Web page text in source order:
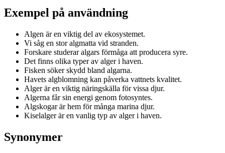
Exempel på användning
Algen är en viktig del av ekosystemet.
Vi såg en stor algmatta vid stranden.
Forskare studerar algars förmåga att producera syre.
Det finns olika typer av alger i haven.
Fisken söker skydd bland algarna.
Havets algblomning kan påverka vattnets kvalitet.
Alger är en viktig näringskälla för vissa djur.
Algerna får sin energi genom fotosyntes.
Algskogar är hem för många marina djur.
Kiselalger är en vanlig typ av alger i haven.
Synonymer